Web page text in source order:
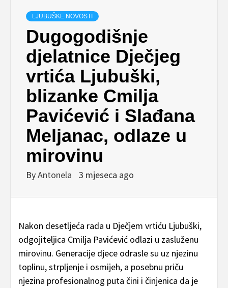
LJUBUŠKE NOVOSTI
Dugogodišnje
djelatnice Dječjeg
vrtića Ljubuški,
blizanke Cmilja
Pavićević i Slađana
Meljanac, odlaze u
mirovinu
ByAntonela 3 mjeseca ago
Nakon desetljeća rada u Dječjem vrtiću Ljubuški,
odgojiteljica Cmilja Pavićević odlazi u zasluženu
mirovinu. Generacije djece odrasle su uz njezinu
toplinu, strpljenje i osmijeh, a posebnu priču
njezina profesionalnog puta čini i činjenica da je